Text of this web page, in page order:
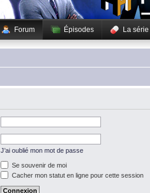
Forum Épisodes La série
J’ai oublié mon mot de passe
Se souvenir de moi
Cacher mon statut en ligne pour cette session